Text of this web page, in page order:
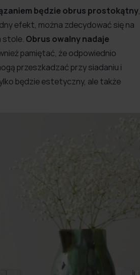
będzie obrus prostokątny,
efekt, można zdecydować się na
stole. Obrus owalny nadaje
pamiętać, że odpowiednio
przeszkadzać przy siadaniu i
będzie estetyczny, ale także